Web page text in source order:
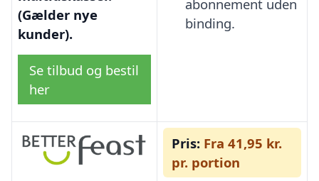
(Gælder nye
kunder).
Se tilbud og bestil
her
abonnement uden
binding.
Pris: Fra 41,95 kr.
pr. portion